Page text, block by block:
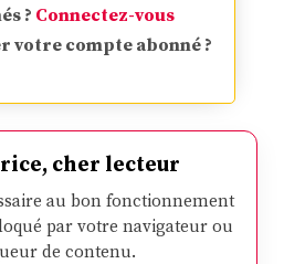
? Connectez-vous
votre compte abonné ?
cher lecteur
au bon fonctionnement
par votre navigateur ou
de contenu.